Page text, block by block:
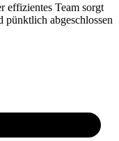
effizientes Team sorgt
pünktlich abgeschlossen